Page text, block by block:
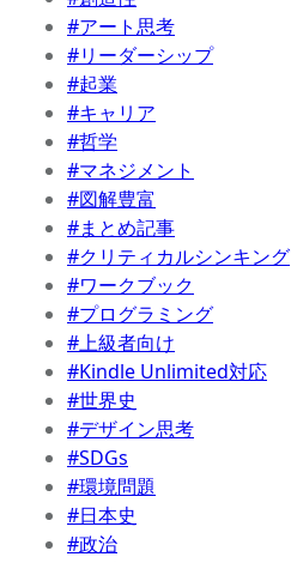
#アート思考
#リーダーシップ
#起業
#キャリア
#哲学
#マネジメント
#図解豊富
#まとめ記事
#クリティカルシンキング
#ワークブック
#プログラミング
#上級者向け
#Kindle Unlimited対応
#世界史
#デザイン思考
#SDGs
#環境問題
#日本史
#政治